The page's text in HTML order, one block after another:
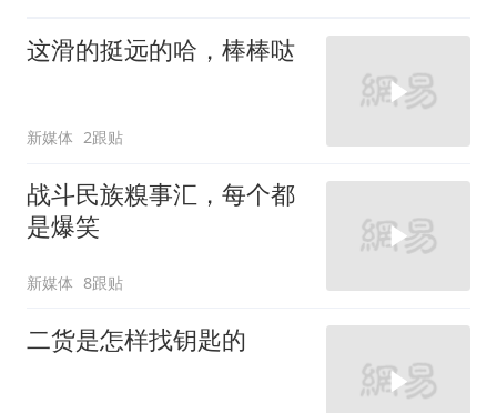
这滑的挺远的哈，棒棒哒
新媒体 2跟贴
战斗民族糗事汇，每个都
是爆笑
新媒体 8跟贴
二货是怎样找钥匙的